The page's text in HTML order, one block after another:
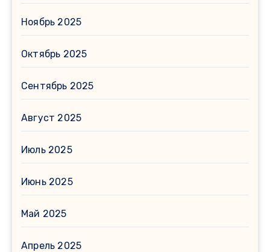
Ноябрь 2025
Октябрь 2025
Сентябрь 2025
Август 2025
Июль 2025
Июнь 2025
Май 2025
Апрель 2025